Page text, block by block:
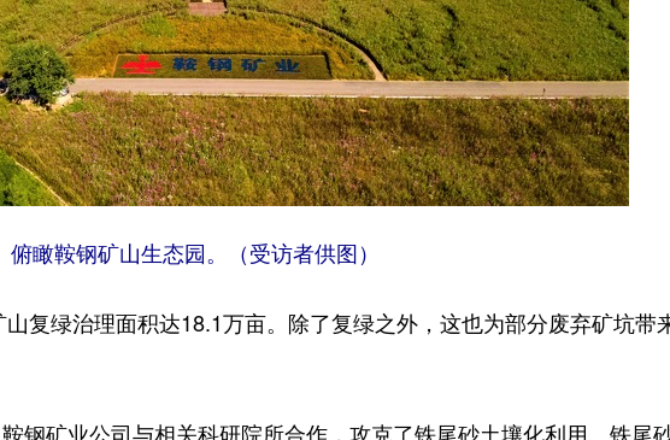
俯瞰鞍钢矿山生态园。（受访者供图）
绿治理面积达18.1万亩。除了复绿之外，这也为部分废弃矿坑带
矿业公司与相关科研院所合作，攻克了铁尾砂土壤化利用、铁尾